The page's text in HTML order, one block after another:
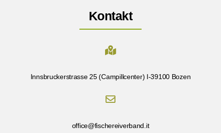
Kontakt
Innsbruckerstrasse 25 (Campillcenter) I-39100 Bozen
office@fischereiverband.it